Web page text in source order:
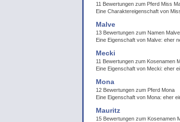
11 Bewertungen zum Pferd Miss
Eine Charaktereigenschaft von
Malve
13 Bewertungen zum Namen Malve
Eine Eigenschaft von Malve: eher
Mecki
11 Bewertungen zum Kosenamen
Eine Eigenschaft von Mecki: eher
Mona
12 Bewertungen zum Pferd Mona
Eine Eigenschaft von Mona: eher
Mauritz
15 Bewertungen zum Kosenamen